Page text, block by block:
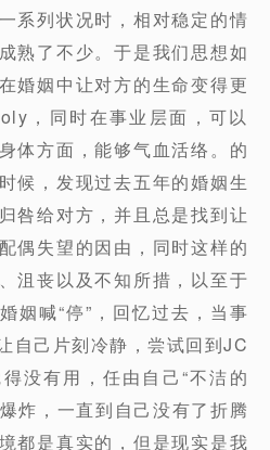
系列状况时，相对稳定的情
熟了不少。于是我们思想如
婚姻中让对方的生命变得更
，同时在事业层面，可以
体方面，能够气血活络。的
候，发现过去五年的婚姻生
咎给对方，并且总是找到让
偶失望的因由，同时这样的
沮丧以及不知所措，以至于
姻喊“停”，回忆过去，当事
自己片刻冷静，尝试回到JC
没有用，任由自己“不洁的
炸，一直到自己没有了折腾
都是真实的，但是现实是我